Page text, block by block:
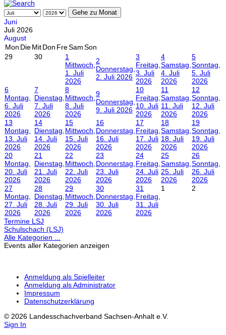
Gehe zu Monat
Juni
Juli 2026
August
Mon DieMitDon FreSamSon
29
30
1
Mittwoch,
1. Juli
2026
2
Donnerstag,
2. Juli 2026
3
Freitag,
3. Juli
2026
4
Samstag,
4. Juli
2026
5
Sonntag,
5. Juli
2026
6
Montag,
6. Juli
2026
7
Dienstag,
7. Juli
2026
8
Mittwoch,
8. Juli
2026
9
Donnerstag,
9. Juli 2026
10
Freitag,
10. Juli
2026
11
Samstag,
11. Juli
2026
12
Sonntag,
12. Juli
2026
13
Montag,
13. Juli
2026
14
Dienstag,
14. Juli
2026
15
Mittwoch,
15. Juli
2026
16
Donnerstag,
16. Juli
2026
17
Freitag,
17. Juli
2026
18
Samstag,
18. Juli
2026
19
Sonntag,
19. Juli
2026
20
Montag,
20. Juli
2026
21
Dienstag,
21. Juli
2026
22
Mittwoch,
22. Juli
2026
23
Donnerstag,
23. Juli
2026
24
Freitag,
24. Juli
2026
25
Samstag,
25. Juli
2026
26
Sonntag,
26. Juli
2026
27
Montag,
27. Juli
2026
28
Dienstag,
28. Juli
2026
29
Mittwoch,
29. Juli
2026
30
Donnerstag,
30. Juli
2026
31
Freitag,
31. Juli
2026
1 2
Termine LSJ
Schulschach (LSJ)
Alle Kategorien ...
Events aller Kategorien anzeigen
Anmeldung als Spielleiter
Anmeldung als Administrator
Impressum
Datenschutzerklärung
© 2026 Landesschachverband Sachsen-Anhalt e.V.
Sign In